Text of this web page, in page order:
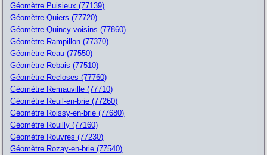
Géomètre Puisieux (77139)
Géomètre Quiers (77720)
Géomètre Quincy-voisins (77860)
Géomètre Rampillon (77370)
Géomètre Reau (77550)
Géomètre Rebais (77510)
Géomètre Recloses (77760)
Géomètre Remauville (77710)
Géomètre Reuil-en-brie (77260)
Géomètre Roissy-en-brie (77680)
Géomètre Rouilly (77160)
Géomètre Rouvres (77230)
Géomètre Rozay-en-brie (77540)